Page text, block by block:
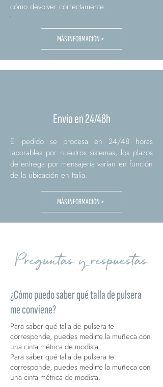
cómo devolver correctamente.
MÁS INFORMACIÓN >
Envío en 24/48h
El pedido se procesa en 24/48 horas
laborables por nuestros sistemas, los plazos
de entrega por mensajería varían en función
de la ubicación en Italia.
MÁS INFORMACIÓN >
Preguntas y respuestas
¿Cómo puedo saber qué talla de pulsera
me conviene?
Para saber qué talla de pulsera te
corresponde, puedes medirte la muñeca con
una cinta métrica de modista.
Para saber qué talla de pulsera te
corresponde, puedes medirte la muñeca con
una cinta métrica de modista.